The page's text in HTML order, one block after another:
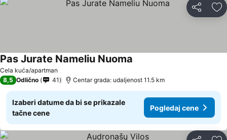
Deli
Cela kuća/apartman
Pas Jurate Nameliu Nuoma
8,5 Odlično 41 Centar grada: udaljenost 11.5 km
Izaberi datume da bi se prikazale
tačne cene
Pogledaj cene